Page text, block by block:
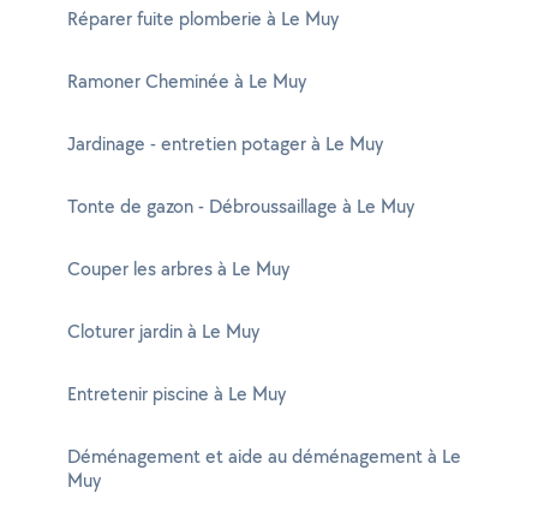
Réparer fuite plomberie à Le Muy
Ramoner Cheminée à Le Muy
Jardinage - entretien potager à Le Muy
Tonte de gazon - Débroussaillage à Le Muy
Couper les arbres à Le Muy
Cloturer jardin à Le Muy
Entretenir piscine à Le Muy
Déménagement et aide au déménagement à Le
Muy